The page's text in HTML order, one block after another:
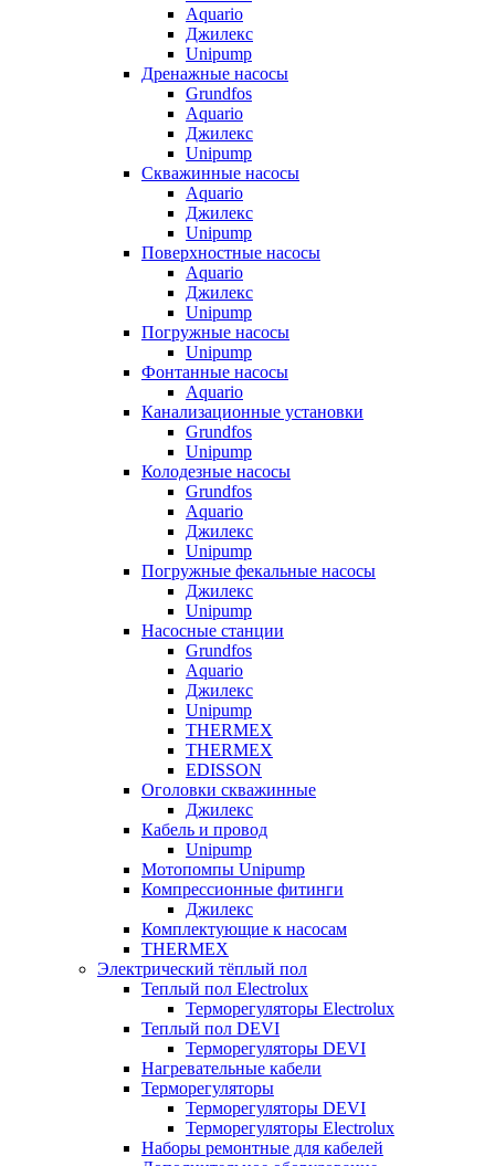
Aquario
Джилекс
Unipump
Дренажные насосы
Grundfos
Aquario
Джилекс
Unipump
Скважинные насосы
Aquario
Джилекс
Unipump
Поверхностные насосы
Aquario
Джилекс
Unipump
Погружные насосы
Unipump
Фонтанные насосы
Aquario
Канализационные установки
Grundfos
Unipump
Колодезные насосы
Grundfos
Aquario
Джилекс
Unipump
Погружные фекальные насосы
Джилекс
Unipump
Насосные станции
Grundfos
Aquario
Джилекс
Unipump
THERMEX
THERMEX
EDISSON
Оголовки скважинные
Джилекс
Кабель и провод
Unipump
Мотопомпы Unipump
Компрессионные фитинги
Джилекс
Комплектующие к насосам
THERMEX
Электрический тёплый пол
Теплый пол Electrolux
Терморегуляторы Electrolux
Теплый пол DEVI
Терморегуляторы DEVI
Нагревательные кабели
Терморегуляторы
Терморегуляторы DEVI
Терморегуляторы Electrolux
Наборы ремонтные для кабелей